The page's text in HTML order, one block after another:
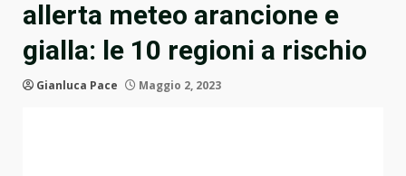
allerta meteo arancione e
gialla: le 10 regioni a rischio
Gianluca Pace Maggio 2, 2023